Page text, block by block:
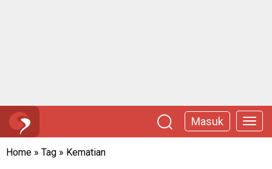
Masuk
Home » Tag » Kematian